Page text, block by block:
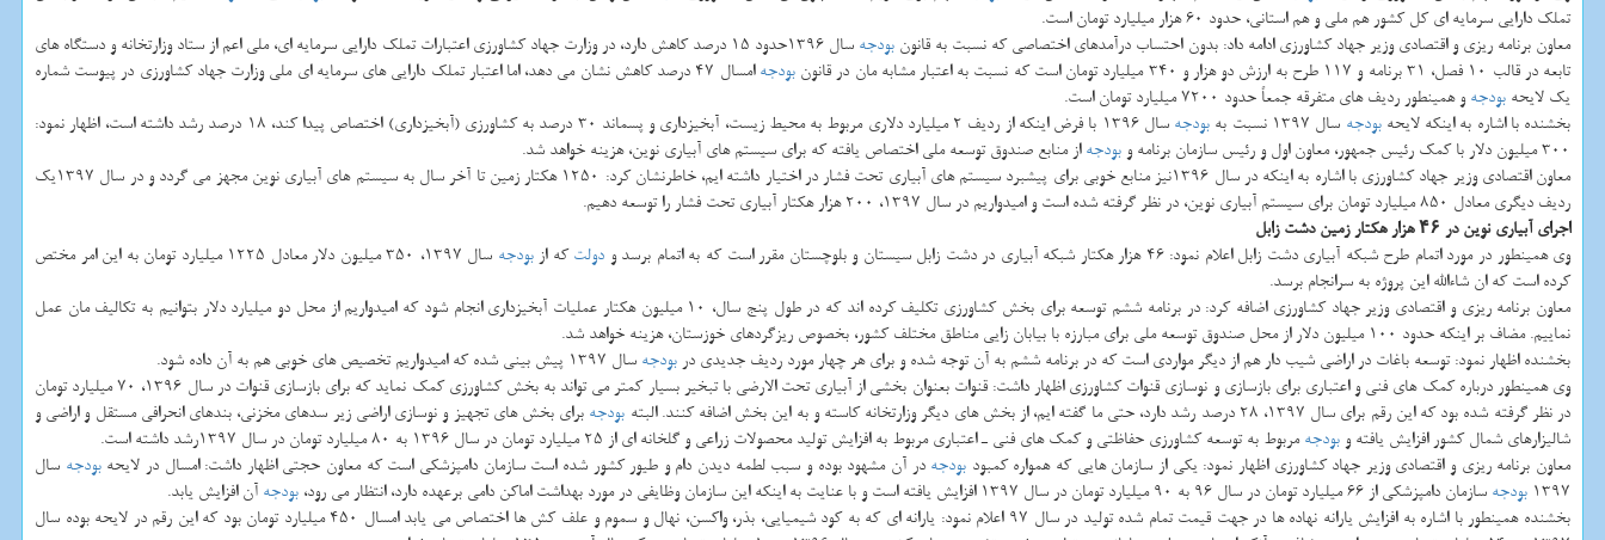
تملك دارایی سرمایه ای كل كشور هم ملی و هم استانی، حدود 60 هزار میلیارد تومان است.
معاون برنامه ریزی و اقتصادی وزیر جهاد كشاورزی ادامه داد: بدون احتساب درآمدهای اختصاصی كه نسبت به قانون بودجه
سال 1396حدود 15 درصد كاهش دارد، در وزارت جهاد كشاورزی اعتبارات تملك دارایی سرمایه ای، ملی اعم از ستاد وزارتخانه و دستگاه های
تابعه در قالب 10 فصل، 31 برنامه و 117 طرح به ارزش دو هزار و 340 میلیارد تومان است كه نسبت به اعتبار مشابه مان در قانون
بودجه
امسال 47 درصد كاهش نشان می دهد، اما اعتبار تملك دارایی های سرمایه ای ملی وزارت جهاد كشاورزی در پیوست شماره
یك لایحه بودجهو همینطور ردیف های متفرقه جمعاً حدود 7200 میلیارد تومان است.
بخشنده با اشاره به اینكه لایحهبودجه سال 1397 نسبت به بودجه
سال 1396 با فرض اینكه از ردیف 2 میلیارد دلاری مربوط به محیط زیست، آبخیزداری و پسماند 30 درصد به كشاورزی (آبخیزداری) اختصاص پیدا كند، 18 درصد رشد داشته است، اظهار نمود:
300 میلیون دلار با كمك رئیس جمهور، معاون اول و رئیس سازمان برنامه و
بودجهاز منابع صندوق توسعه ملی اختصاص یافته كه برای سیستم های آبیاری نوین، هزینه خواهد شد.
معاون اقتصادی وزیر جهاد كشاورزی با اشاره به اینكه در سال 1396نیز منابع خوبی برای پیشبرد سیستم های آبیاری تحت فشار در اختیار داشته ایم، خاطرنشان كرد: 1250 هكتار زمین تا آخر سال به سیستم های آبیاری نوین مجهز می گردد و در سال 1397یك
ردیف دیگری معادل 850 میلیارد تومان برای سیستم آبیاری نوین، در نظر گرفته شده است و امیدواریم در سال 1397، 200 هزار هكتار آبیاری تحت فشار را توسعه دهیم.
اجرای آبیاری نوین در ۴۶ هزار هكتار زمین دشت زابل
وی همینطور در مورد اتمام طرح شبكه آبیاری دشت زابل اعلام نمود: 46 هزار هكتار شبكه آبیاری در دشت زابل سیستان و بلوچستان مقرر است كه به اتمام برسد و
دولتكه ازبودجه
سال 1397، 350 میلیون دلار معادل 1225 میلیارد تومان به این امر مختص
كرده است كه ان شاءالله این پروژه به سرانجام برسد.
معاون برنامه ریزی و اقتصادی وزیر جهاد كشاورزی اضافه كرد: در برنامه ششم توسعه برای بخش كشاورزی تكلیف كرده اند كه در طول پنج سال، 10 میلیون هكتار عملیات آبخیزداری انجام شود كه امیدواریم از محل دو میلیارد دلار بتوانیم به تكالیف مان عمل
نماییم. مضاف بر اینكه حدود 100 میلیون دلار از محل صندوق توسعه ملی برای مبارزه با بیابان زایی مناطق مختلف كشور، بخصوص ریزگردهای خوزستان، هزینه خواهد شد.
بخشنده اظهار نمود: توسعه باغات در اراضی شیب دار هم از دیگر مواردی است كه در برنامه ششم به آن توجه شده و برای هر چهار مورد ردیف جدیدی در بودجه سال 1397 پیش بینی شده كه امیدواریم تخصیص های خوبی هم به آن داده شود.
وی همینطور درباره كمك های فنی و اعتباری برای بازسازی و نوسازی قنوات كشاورزی اظهار داشت: قنوات بعنوان بخشی از آبیاری تحت الارضی با تبخیر بسیار كمتر می تواند به بخش كشاورزی كمك نماید كه برای بازسازی قنوات در سال 1396، 70 میلیارد تومان
در نظر گرفته شده بود كه این رقم برای سال 1397، 28 درصد رشد دارد، حتی ما گفته ایم، از بخش های دیگر وزارتخانه كاسته و به این بخش اضافه كنند. البته
بودجه برای بخش های تجهیز و نوسازی اراضی زیر سدهای مخزنی، بندهای انحرافی مستقل و اراضی و
شالیزارهای شمال كشور افزایش یافته و بودجهمربوط به توسعه كشاورزی حفاظتی و كمك های فنی ـ اعتباری مربوط به افزایش تولید محصولات زراعی و گلخانه ای از 25 میلیارد تومان در سال 1396 به 80 میلیارد تومان در سال 1397رشد داشته است.
معاون برنامه ریزی و اقتصادی وزیر جهاد كشاورزی اظهار نمود: یكی از سازمان هایی كه همواره كمبود بودجه در آن مشهود بوده و سبب لطمه دیدن دام و طیور كشور شده است سازمان دامپزشكی است كه معاون حجتی اظهار داشت: امسال در لایحهبودجه سال
1397 بودجه سازمان دامپزشكی از 66 میلیارد تومان در سال 96 به 90 میلیارد تومان در سال 1397 افزایش یافته است و با عنایت به اینكه این سازمان وظایفی در مورد بهداشت اماكن دامی برعهده دارد، انتظار می رود، بودجه آن افزایش یابد.
بخشنده همینطور با اشاره به افزایش یارانه نهاده ها در جهت قیمت تمام شده تولید در سال 97 اعلام نمود: یارانه ای كه به كود شیمیایی، بذر، واكسن، نهال و سموم و علف كش ها اختصاص می یابد امسال 450 میلیارد تومان بود كه این رقم در لایحه بوده سال